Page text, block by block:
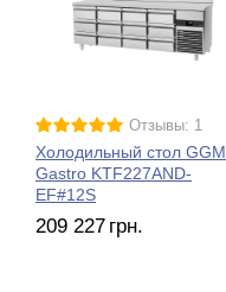
Отзывы: 1
Холодильный стол GGM
Gastro KTF227AND-
EF#12S
209 227 грн.